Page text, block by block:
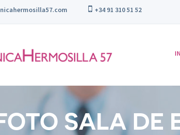
+34 91 310 51 52
SALA DE